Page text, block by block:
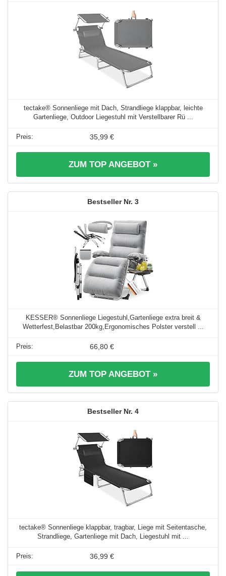
tectake® Sonnenliege mit Dach, Strandliege klappbar, leichte
Gartenliege, Outdoor Liegestuhl mit Verstellbarer Rü ...
35,99 €
ZUM TOP ANGEBOT »
3
KESSER® Sonnenliege Liegestuhl,Gartenliege extra breit &
Wetterfest,Belastbar 200kg,Ergonomisches Polster verstell ...
66,80 €
ZUM TOP ANGEBOT »
4
tectake® Sonnenliege klappbar, tragbar, Liege mit Seitentasche,
Strandliege, Gartenliege mit Dach, Liegestuhl mit ...
36,99 €